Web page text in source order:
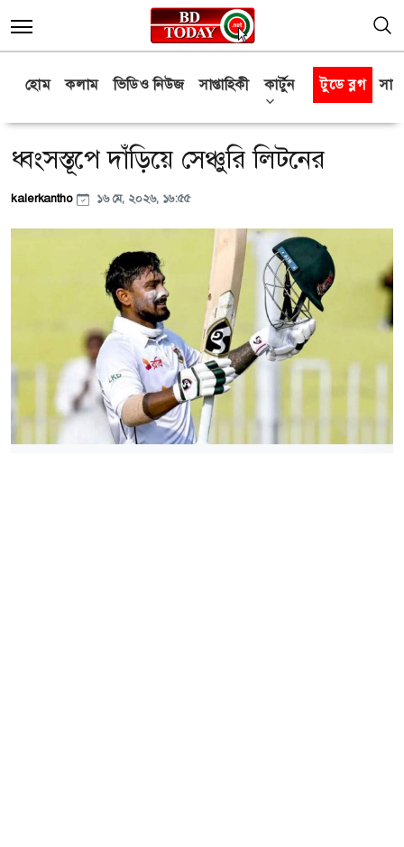
হোম কলাম ভিডিও নিউজ সাপ্তাহিকী কার্টুন টুডে ব্লগ
ধ্বংসস্তূপে দাঁড়িয়ে সেঞ্চুরি লিটনের
kalerkantho ১৬ মে, ২০২৬, ১৬:৫৫